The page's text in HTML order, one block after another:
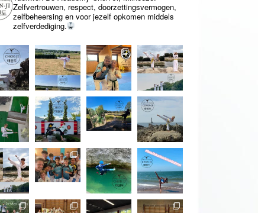
Zelfvertrouwen, respect, doorzettingsvermogen,
zelfbeheersing en voor jezelf opkomen middels
zelfverdediging.